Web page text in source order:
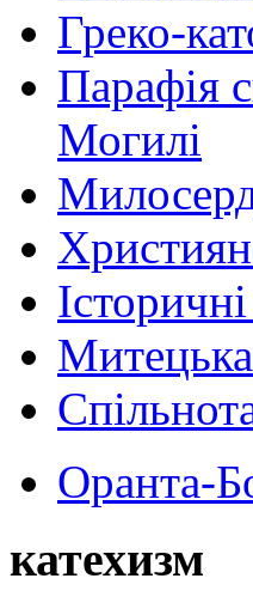
Греко-
Парафія
Могилі
Митецька
Оранта-
катехизм